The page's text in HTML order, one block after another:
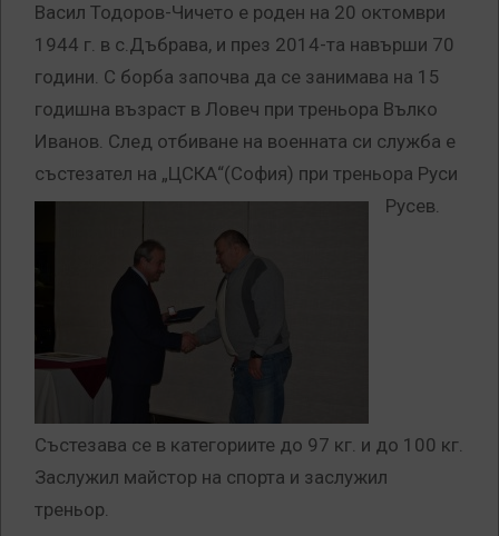
Васил Тодоров-Чичето е роден на 20 октомври
1944 г. в с.Дъбрава, и през 2014-та навърши 70
години. С борба започва да се занимава на 15
годишна възраст в Ловеч при треньора Вълко
Иванов. След отбиване на военната си служба е
състезател на „ЦСКА“(София) при треньора Руси
Русев.
Състезава се в категориите до 97 кг. и до 100 кг.
Заслужил майстор на спорта и заслужил
треньор.